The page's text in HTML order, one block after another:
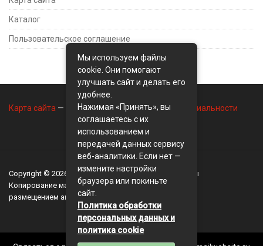
Каталог
Пользовательское соглашение
Карта сайта — Контакты— Политика конфиденциальности
Copyright © 2026 BusinessMix- Экономика и финансы
Копирование материалов разрешается, только с
размещением активной ссылки на сайт
Мы используем файлы
cookie. Они помогают
улучшать сайт и делать его
удобнее.
Нажимая «Принять», вы
соглашаетесь с их
использованием и
передачей данных сервису
веб-аналитики. Если нет —
измените настройки
браузера или покиньте
сайт.
Политика обработки
персональных данных и
политика cookie